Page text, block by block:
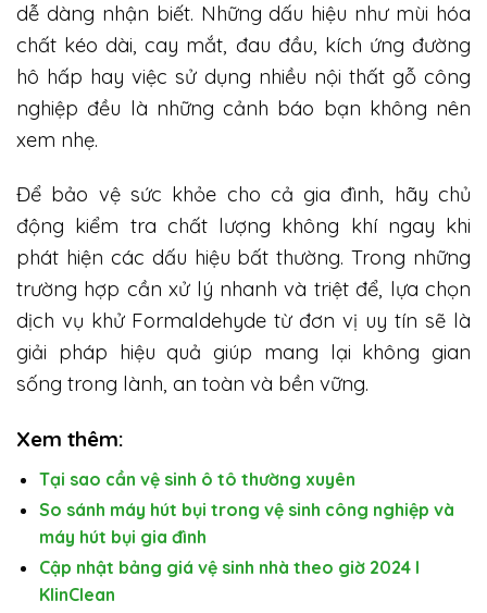
dễ dàng nhận biết. Những dấu hiệu như mùi hóa
chất kéo dài, cay mắt, đau đầu, kích ứng đường
hô hấp hay việc sử dụng nhiều nội thất gỗ công
nghiệp đều là những cảnh báo bạn không nên
xem nhẹ.
Để bảo vệ sức khỏe cho cả gia đình, hãy chủ
động kiểm tra chất lượng không khí ngay khi
phát hiện các dấu hiệu bất thường. Trong những
trường hợp cần xử lý nhanh và triệt để, lựa chọn
dịch vụ khử Formaldehyde từ đơn vị uy tín sẽ là
giải pháp hiệu quả giúp mang lại không gian
sống trong lành, an toàn và bền vững.
Xem thêm:
Tại sao cần vệ sinh ô tô thường xuyên
So sánh máy hút bụi trong vệ sinh công nghiệp và
máy hút bụi gia đình
Cập nhật bảng giá vệ sinh nhà theo giờ 2024 I
KlinClean